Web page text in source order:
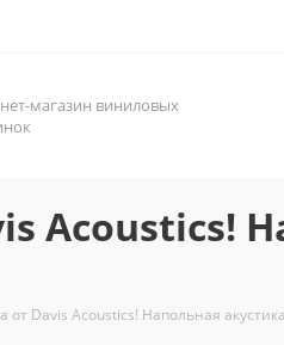
магазин виниловых
Acoustics!
от Davis Acoustics! Напольная